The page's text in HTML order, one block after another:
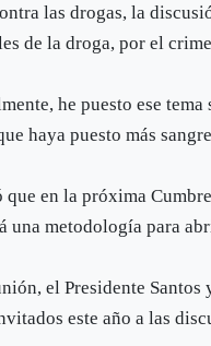
las drogas, la
de la droga, por el
he puesto ese
haya puesto más
que en la próxima
una metodología para
el Presidente
este año a las